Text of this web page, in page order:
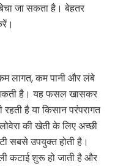
बेचा जा सकता है। बेहतर
लागत, कम पानी और लंबे
सकती है। यह फसल खासकर
है या किसान परंपरागत
की खेती के लिए अच्छी
सबसे उपयुक्त होती है।
कटाई शुरू हो जाती है और